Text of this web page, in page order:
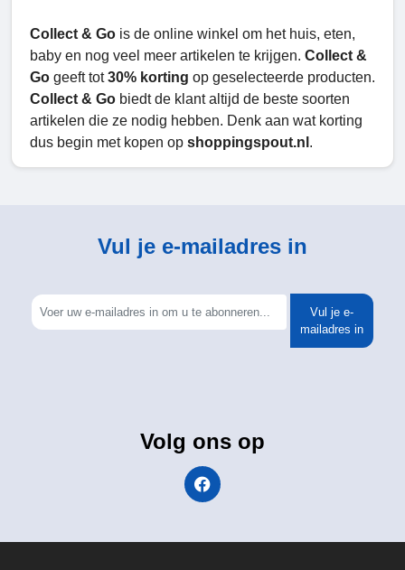
Collect & Go is de online winkel om het huis, eten,
baby en nog veel meer artikelen te krijgen. Collect &
Go geeft tot30% korting op geselecteerde producten.
Collect & Go biedt de klant altijd de beste soorten
artikelen die ze nodig hebben. Denk aan wat korting
dus begin met kopen op shoppingspout.nl .
Vul je e-mailadres in
Vul je e-
mailadres in
Volg ons op